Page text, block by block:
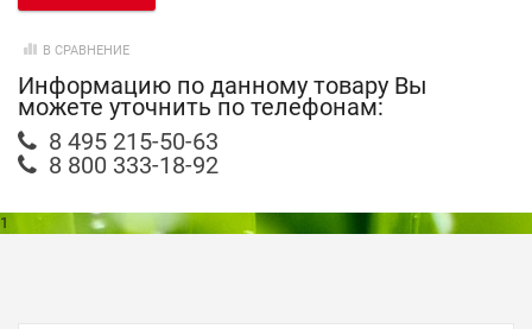
В СРАВНЕНИЕ
Информацию по данному товару Вы
можете уточнить по телефонам:
8 495 215-50-63
8 800 333-18-92
1